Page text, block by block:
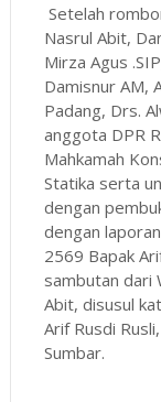
Setelah
Nasrul Abit,
Mirza Agus
Damisnur AM,
Padang, Drs.
anggota DPR
Mahkamah
Statika serta
dengan
dengan
2569 Bapak
sambutan dari
Abit, disusul
Arif Rusdi
Sumbar.